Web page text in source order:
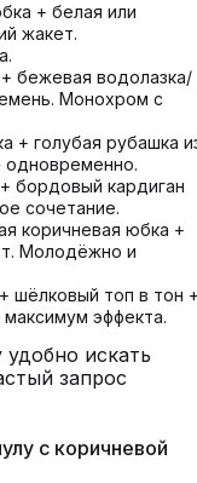
+ белая или
жакет.
бежевая водолазка/
Монохром с
+ голубая рубашка
одновременно.
бордовый кардиган
сочетание.
коричневая юбка +
Молодёжно и
шёлковый топ в тон
эффекта.
искать
запрос
с коричневой